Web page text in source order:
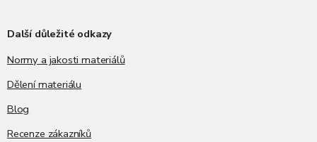
Další důležité odkazy
Normy a jakosti materiálů
Dělení materiálu
Blog
Recenze zákazníků